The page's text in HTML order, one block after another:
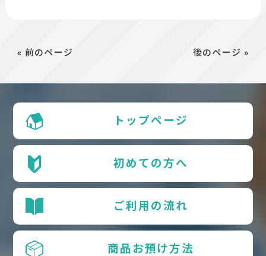
« 前のページ 後のページ »
トップページ
初めての方へ
ご利用の流れ
商品お預け方法